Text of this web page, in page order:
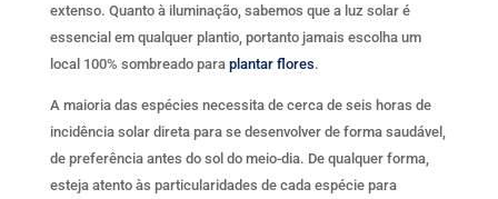
extenso. Quanto à iluminação, sabemos que a luz solar é
essencial em qualquer plantio, portanto jamais escolha um
local 100% sombreado para plantar flores.
A maioria das espécies necessita de cerca de seis horas de
incidência solar direta para se desenvolver de forma saudável,
de preferência antes do sol do meio-dia. De qualquer forma,
esteja atento às particularidades de cada espécie para